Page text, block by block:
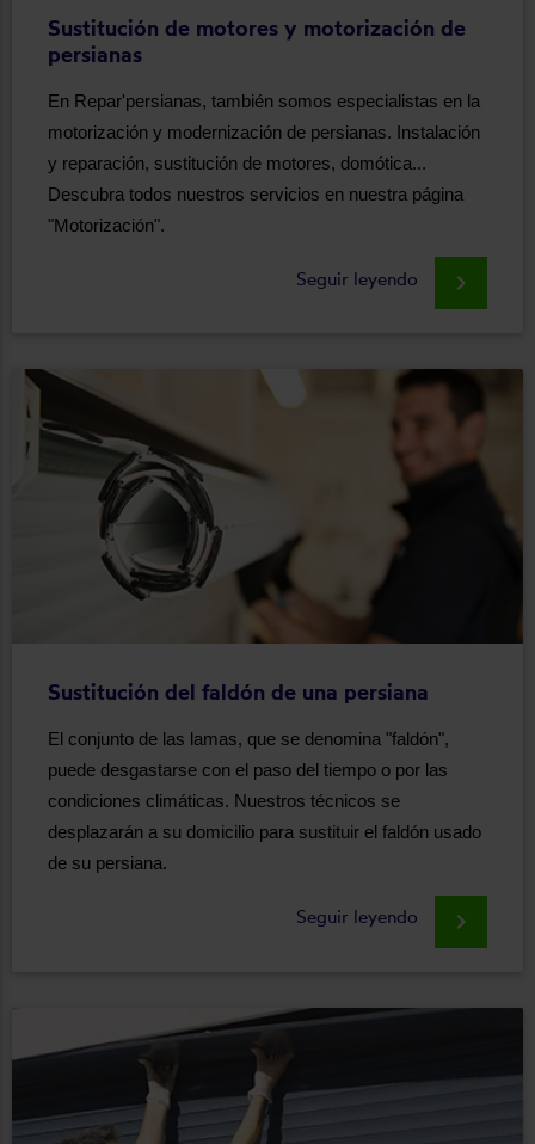
Sustitución de motores y motorización de
persianas
En Repar'persianas, también somos especialistas en la
motorización y modernización de persianas. Instalación
y reparación, sustitución de motores, domótica...
Descubra todos nuestros servicios en nuestra página
"Motorización".
Seguir leyendo keyboard_arrow_right
Sustitución del faldón de una persiana
El conjunto de las lamas, que se denomina "faldón",
puede desgastarse con el paso del tiempo o por las
condiciones climáticas. Nuestros técnicos se
desplazarán a su domicilio para sustituir el faldón usado
de su persiana.
Seguir leyendo keyboard_arrow_right